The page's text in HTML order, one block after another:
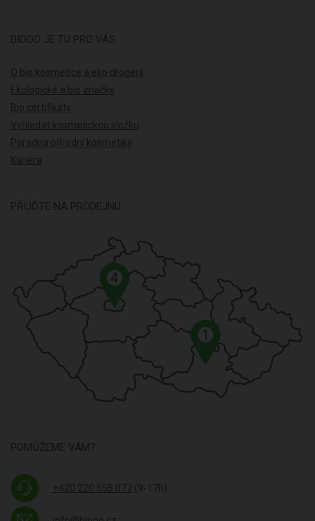
BIOOO JE TU PRO VÁS
O bio kosmetice a eko drogerii
Ekologické a bio značky
Bio certifikáty
Vyhledat kosmetickou složku
Poradna přírodní kosmetiky
Kariéra
PŘIJĎTE NA PRODEJNU
1
4
POMŮŽEME VÁM?
+420 220 555 077 (9-17h)